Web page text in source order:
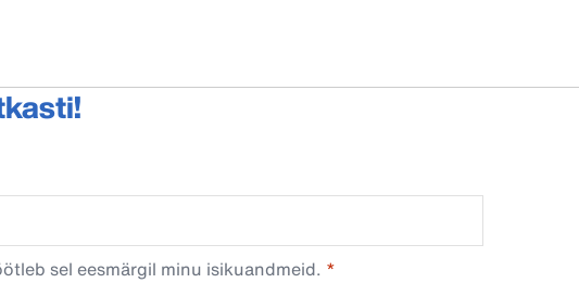
sel eesmärgil minu isikuandmeid.​